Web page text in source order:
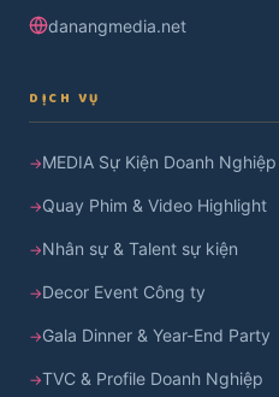
danangmedia.net
DỊCH VỤ
MEDIA Sự Kiện Doanh Nghiệp
Quay Phim & Video Highlight
Nhân sự & Talent sự kiện
Decor Event Công ty
Gala Dinner & Year-End Party
TVC & Profile Doanh Nghiệp